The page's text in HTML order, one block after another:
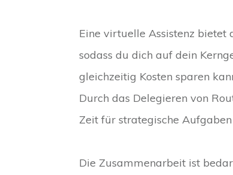
Eine virtuelle Assistenz bietet
sodass du dich auf dein
gleichzeitig Kosten sparen
Durch das Delegieren von
Zeit für strategische
Die Zusammenarbeit ist